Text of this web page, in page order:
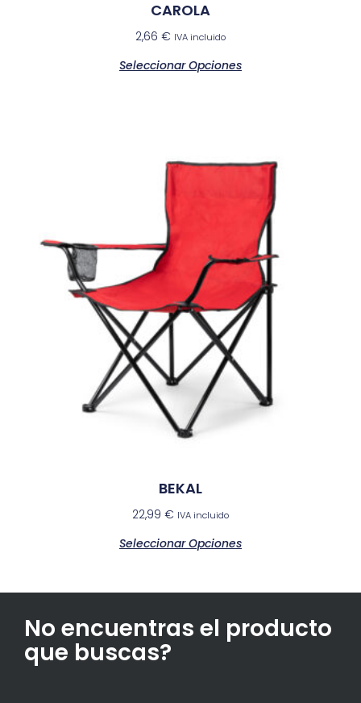
CAROLA
2,66 € IVA incluido
Seleccionar Opciones
BEKAL
22,99 € IVA incluido
Seleccionar Opciones
No encuentras el producto
que buscas?